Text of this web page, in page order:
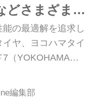
どさまざまな
発揮するスタ
ヤ
の最適解を追求し
ヤ、ヨコハマタイ
（YOKOHAMA
」を、テストセン
北海道・旭川で体
編集部